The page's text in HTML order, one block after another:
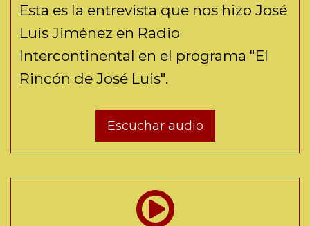
Esta es la entrevista que nos hizo José
Luis Jiménez en Radio
Intercontinental en el programa "El
Rincón de José Luis".
Escuchar audio